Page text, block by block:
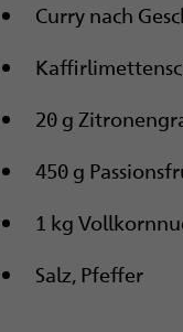
Curry nach
20 g
450 g
1 kg
Salz, Pfeffer